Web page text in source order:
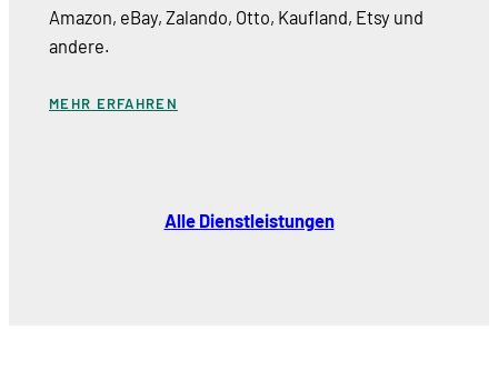
Amazon, eBay, Zalando, Otto, Kaufland, Etsy und
andere.
MEHR ERFAHREN
Alle Dienstleistungen